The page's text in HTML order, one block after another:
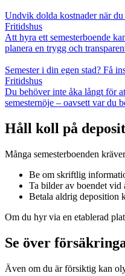
Undvik dolda kostnader när du
Fritidshus
Att hyra ett semesterboende
planera en trygg och
Semester i din egen stad? Få
Fritidshus
Du behöver inte åka långt för
semesternöje – oavsett var du
Håll koll på
Många semesterboenden
Be om skriftlig
Ta bilder av boendet vid
Betala aldrig deposition
Om du hyr via en etablerad
Se över
Även om du är försiktig kan